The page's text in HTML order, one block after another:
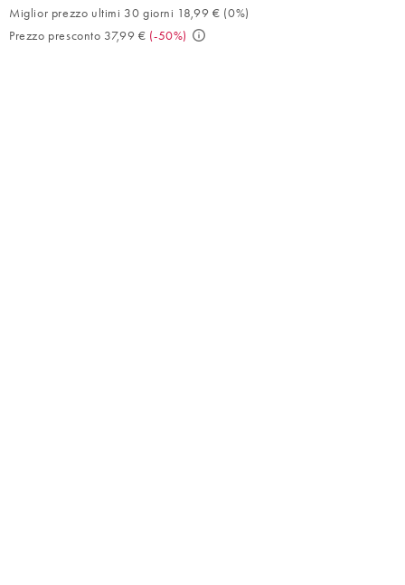
Miglior prezzo ultimi 30 giorni 18,99 € (0%)
Prezzo presconto 37,99 € (-50%)